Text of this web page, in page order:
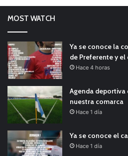
MOST WATCH
Ya se conoce la
de Preferente y
Hace 4 horas
Agenda deportiva
nuestra comarca
Hace 1 día
Ya se conoce el
Hace 1 día